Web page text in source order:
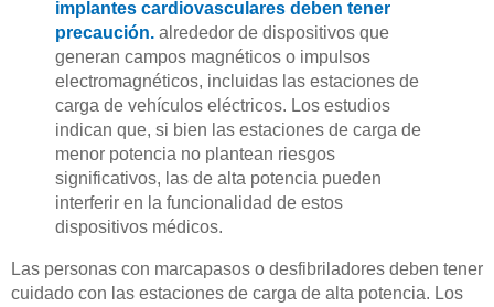
implantes cardiovasculares deben tener
precaución. alrededor de dispositivos que
generan campos magnéticos o impulsos
electromagnéticos, incluidas las estaciones de
carga de vehículos eléctricos. Los estudios
indican que, si bien las estaciones de carga de
menor potencia no plantean riesgos
significativos, las de alta potencia pueden
interferir en la funcionalidad de estos
dispositivos médicos.
Las personas con marcapasos o desfibriladores deben tener
cuidado con las estaciones de carga de alta potencia. Los